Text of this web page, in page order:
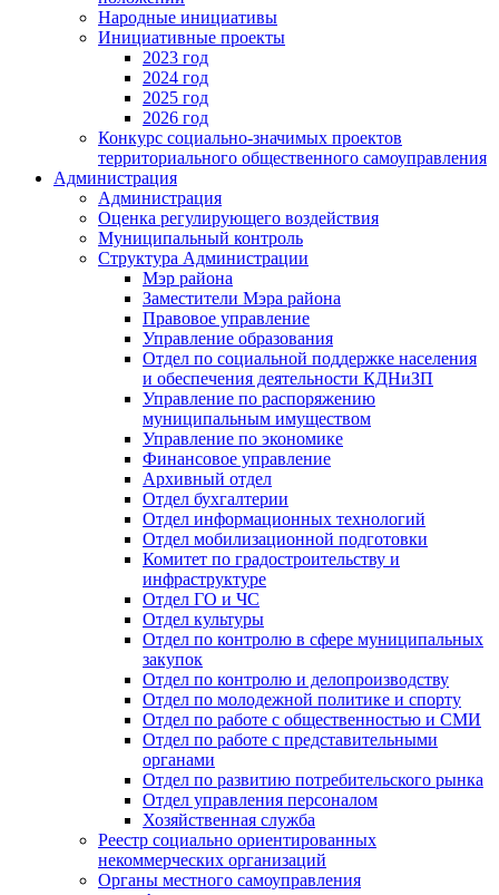
Народные инициативы
Инициативные проекты
2023 год
2024 год
2025 год
2026 год
Конкурс социально-значимых проектов
территориального общественного самоуправления
Администрация
Администрация
Оценка регулирующего воздействия
Муниципальный контроль
Структура Администрации
Мэр района
Заместители Мэра района
Правовое управление
Управление образования
Отдел по социальной поддержке населения
и обеспечения деятельности КДНиЗП
Управление по распоряжению
муниципальным имуществом
Управление по экономике
Финансовое управление
Архивный отдел
Отдел бухгалтерии
Отдел информационных технологий
Отдел мобилизационной подготовки
Комитет по градостроительству и
инфраструктуре
Отдел ГО и ЧС
Отдел культуры
Отдел по контролю в сфере муниципальных
закупок
Отдел по контролю и делопроизводству
Отдел по молодежной политике и спорту
Отдел по работе с общественностью и СМИ
Отдел по работе с представительными
органами
Отдел по развитию потребительского рынка
Отдел управления персоналом
Хозяйственная служба
Реестр социально ориентированных
некоммерческих организаций
Органы местного самоуправления